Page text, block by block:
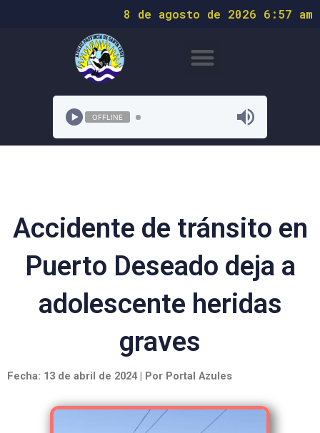
8 de agosto de 2026 6:57 am
OFFLINE
Accidente de tránsito en
Puerto Deseado deja a
adolescente heridas
graves
Fecha: 13 de abril de 2024 | Por Portal Azules